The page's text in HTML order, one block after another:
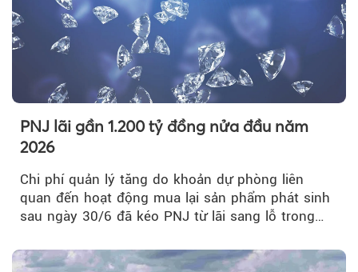
PNJ lãi gần 1.200 tỷ đồng nửa đầu năm
2026
Chi phí quản lý tăng do khoản dự phòng liên
quan đến hoạt động mua lại sản phẩm phát sinh
sau ngày 30/6 đã kéo PNJ từ lãi sang lỗ trong